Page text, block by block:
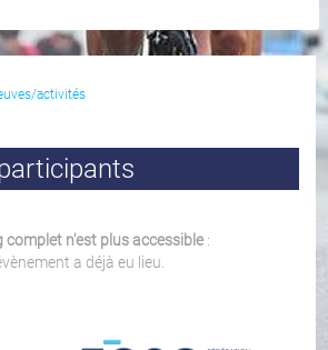
activités
complet n'est plus accessible:
a déjà eu lieu.